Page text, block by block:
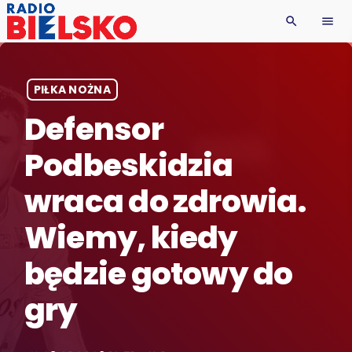
search menu
PIŁKA NOŻNA
Defensor
Podbeskidzia
wraca do zdrowia.
Wiemy, kiedy
będzie gotowy do
gry